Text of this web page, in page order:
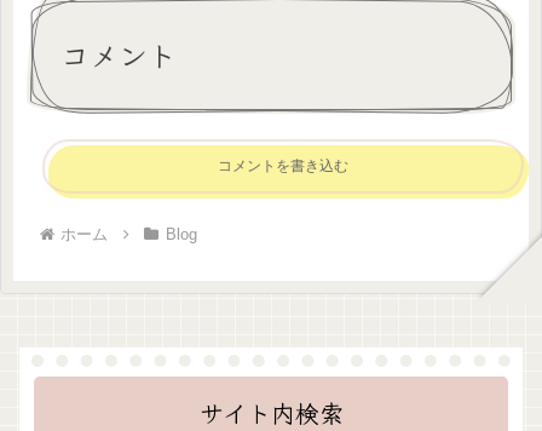
コメント
コメントを書き込む
ホーム Blog
サイト内検索